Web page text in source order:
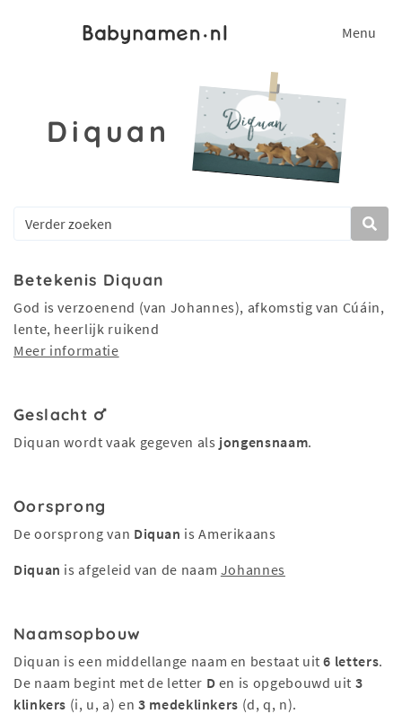
Menu
Diquan
Betekenis Diquan
God is verzoenend (van Johannes), afkomstig van Cúáin,
lente, heerlijk ruikend
Meer informatie
Geslacht
Diquan wordt vaak gegeven als jongensnaam.
Oorsprong
De oorsprong van Diquan is Amerikaans
Diquan is afgeleid van de naam Johannes
Naamsopbouw
Diquan is een middellange naam en bestaat uit6 letters.
De naam begint met de letter D en is opgebouwd uit 3
klinkers (i, u, a) en3 medeklinkers (d, q, n).